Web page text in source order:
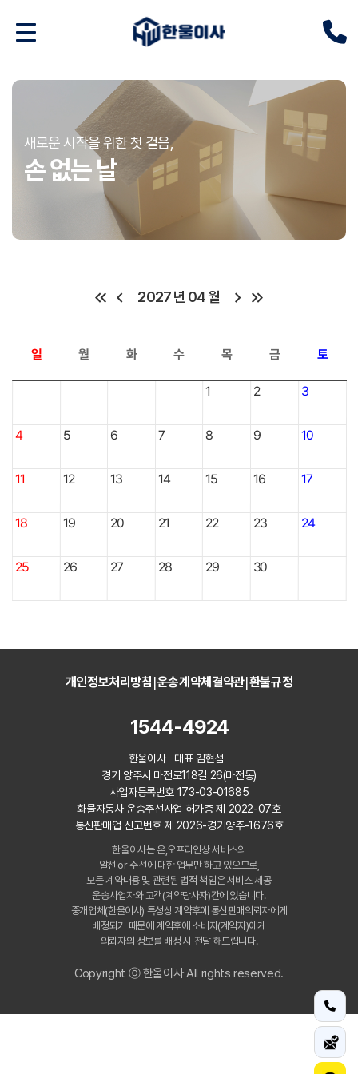
새로운 시작을 위한 첫 걸음,
손 없는 날
keyboard_double_arrow_left chevron_left 2027 년 04 월 chevron_right keyboard_double_arrow_right
일 월 화 수 목 금 토
1 2 3
4 5 6 7 8 9 10
11 12 13 14 15 16 17
18 19 20 21 22 23 24
25 26 27 28 29 30
1544-4924
개인정보처리방침 운송계약체결약관| 환불규정
한울이사 대표 김현섬
경기 양주시 마전로118길 26(마전동)
사업자등록번호 173-03-01685
화물자동차 운송주선사업 허가증 제 2022-07호
통신판매업 신고번호 제 2026-경기양주-1676호
한울이사는 온,오프라인상 서비스의
알선 or 주선에 대한 업무만 하고 있으므로,
모든 계약내용 및 관련된 법적 책임은 서비스 제공
운송사업자와 고객(계약당사자)간에 있습니다.
중개업체(한울이사) 특성상 계약후에 통신판매의뢰자에게
배정되기 때문에 계약후에 소비자(계약자)에게
의뢰자의 정보를 배정 시 전달 해드립니다.
Copyright ⓒ 한울이사 All rights reserved.